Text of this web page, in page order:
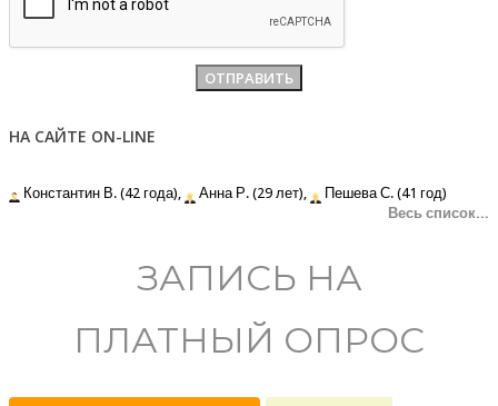
НА САЙТЕ ON-LINE
Константин В. (42 года), Анна Р. (29 лет),
Пешева С. (41 год)
Весь список...
ЗАПИСЬ НА
ПЛАТНЫЙ ОПРОС